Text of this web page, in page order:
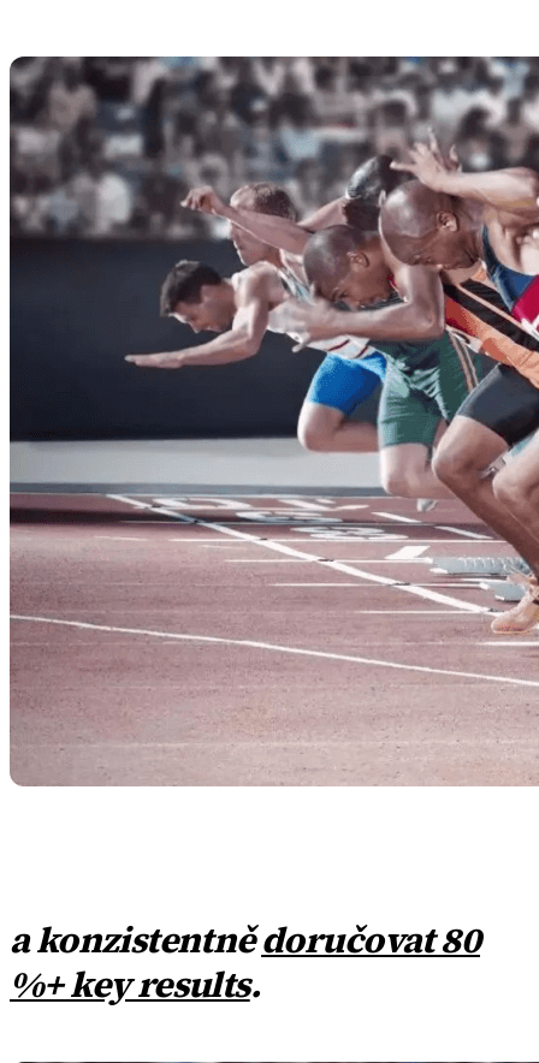
a konzistentnědoručovat 80
%+ key results.